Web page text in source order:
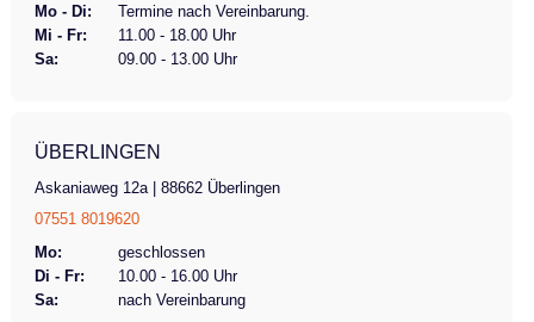
Mo - Di:
Termine nach Vereinbarung.
Mi - Fr:
11.00 - 18.00 Uhr
Sa:
09.00 - 13.00 Uhr
ÜBERLINGEN
Askaniaweg 12a | 88662 Überlingen
07551 8019620
Mo:
geschlossen
Di - Fr:
10.00 - 16.00 Uhr
Sa:
nach Vereinbarung